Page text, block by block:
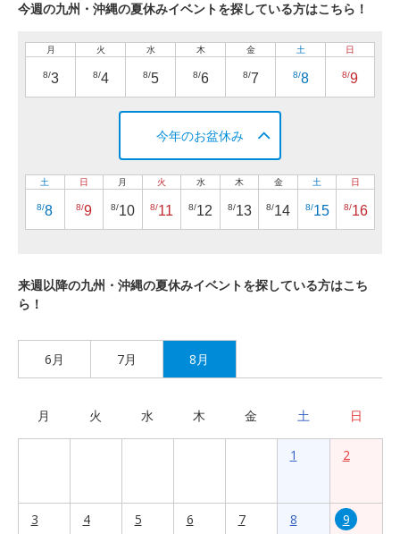
今週の九州・沖縄の夏休みイベントを探している方はこちら！
月
8/3
火
8/4
水
8/5
木
8/6
金
8/7
土
8/8
日
8/9
今年のお盆休み
土
8/8
日
8/9
月
8/10
火
8/11
水
8/12
木
8/13
金
8/14
土
8/15
日
8/16
来週以降の九州・沖縄の夏休みイベントを探している方はこち
ら！
6月 7月 8月
月 火 水 木 金 土 日
1 2
3 4 5 6 7 8 9